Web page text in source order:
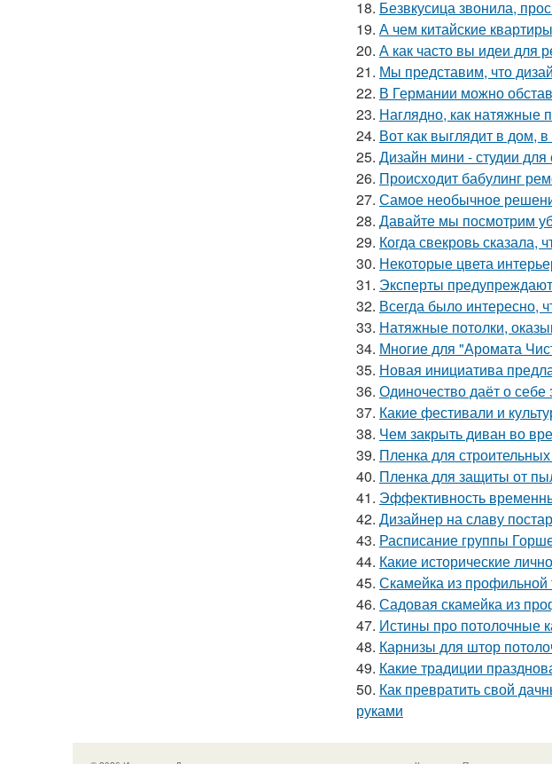
18. Безвкусица звонила,
19. А чем китайские
20. А как часто вы идеи для
21. Мы представим, что
22. В Германии можно
23. Наглядно, как натяжные
24. Вот как выглядит в дом,
25. Дизайн мини - студии для
26. Происходит бабулинг
27. Самое необычное
28. Давайте мы посмотрим
29. Когда свекровь сказала,
30. Некоторые цвета
31. Эксперты
32. Всегда было интересно,
33. Натяжные потолки,
34. Многие для "Аромата
35. Новая инициатива
36. Одиночество даёт о себе
37. Какие фестивали и
38. Чем закрыть диван во
39. Пленка для
40. Пленка для защиты от
41. Эффективность
42. Дизайнер на славу
43. Расписание группы
44. Какие исторические
45. Скамейка из профильной
46. Садовая скамейка из
47. Истины про потолочные
48. Карнизы для штор
49. Какие традиции
50. Как превратить свой
руками